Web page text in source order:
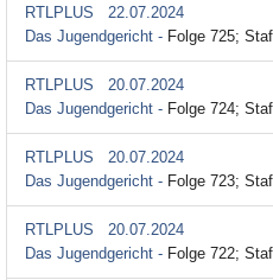
RTLPLUS
22.07.2024
Das Jugendgericht - Folge 725;
RTLPLUS
20.07.2024
Das Jugendgericht - Folge 724;
RTLPLUS
20.07.2024
Das Jugendgericht - Folge 723;
RTLPLUS
20.07.2024
Das Jugendgericht - Folge 722;